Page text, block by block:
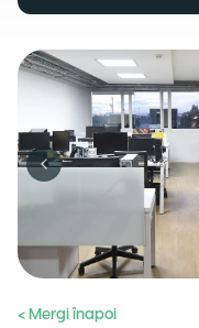
Previous slide
< Mergi înapoi